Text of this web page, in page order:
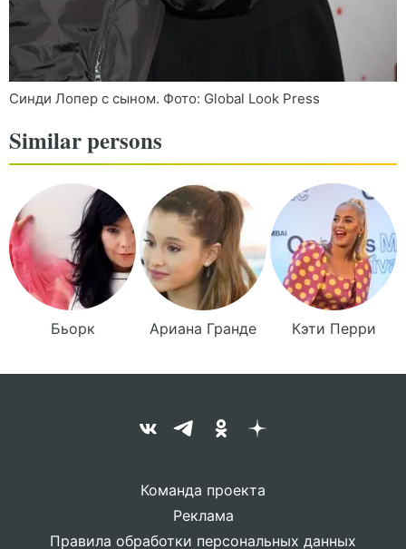
Синди Лопер с сыном. Фото: Global Look Press
Similar persons
Бьорк Ариана Гранде Кэти Перри
Команда проекта
Реклама
Правила обработки персональных данных